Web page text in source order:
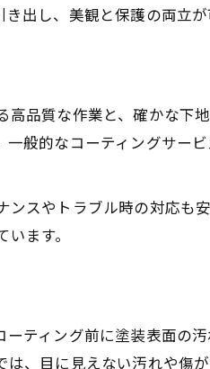
グ専門店の魅力
長持ちの秘訣
ーティング工程
が長持ちの鍵
ーティング
ティング事情
愛車を守る
出し、美観と保護の両立が
品質な作業と、確かな下
般的なコーティングサー
スやトラブル時の対応も
ます。
ティング前に塗装表面の
、目に見えない汚れや傷